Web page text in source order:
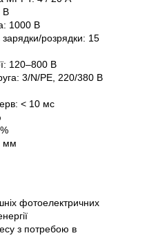
В
1000 В
розрядки: 15
120–800 В
3/N/PE, 220/380 В
< 10 мс
мм
фотоелектричних
з потребою в